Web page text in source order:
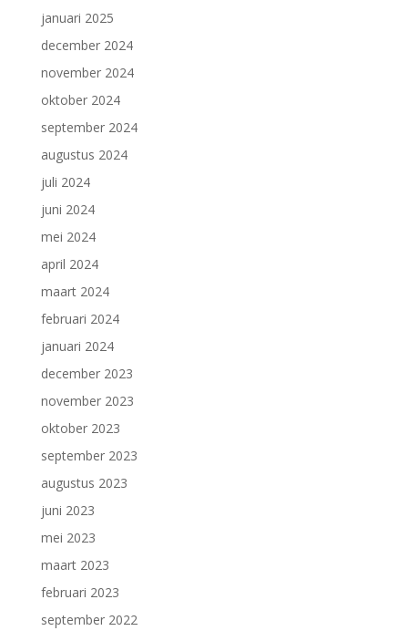
januari 2025
december 2024
november 2024
oktober 2024
september 2024
augustus 2024
juli 2024
juni 2024
mei 2024
april 2024
maart 2024
februari 2024
januari 2024
december 2023
november 2023
oktober 2023
september 2023
augustus 2023
juni 2023
mei 2023
maart 2023
februari 2023
september 2022